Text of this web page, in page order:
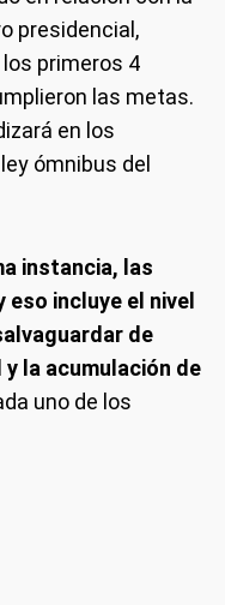
presidencial,
primeros 4
las metas.
en los
ómnibus del
instancia, las
incluye el nivel
de
la acumulación de
uno de los